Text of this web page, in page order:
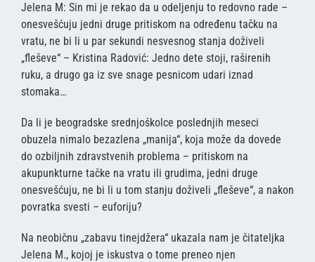
Jelena M: Sin mi je rekao da u odeljenju to redovno rade –
onesvešćuju jedni druge pritiskom na određenu tačku na
vratu, ne bi li u par sekundi nesvesnog stanja doživeli
„fleševe“ – Kristina Radović: Jedno dete stoji, raširenih
ruku, a drugo ga iz sve snage pesnicom udari iznad
stomaka…
Da li je beogradske srednjoškolce poslednjih meseci
obuzela nimalo bezazlena „manija“, koja može da dovede
do ozbiljnih zdravstvenih problema – pritiskom na
akupunkturne tačke na vratu ili grudima, jedni druge
onesvešćuju, ne bi li u tom stanju doživeli „fleševe“, a nakon
povratka svesti – euforiju?
Na neobičnu „zabavu tinejdžera“ ukazala nam je čitateljka
Jelena M., kojoj je iskustva o tome preneo njen